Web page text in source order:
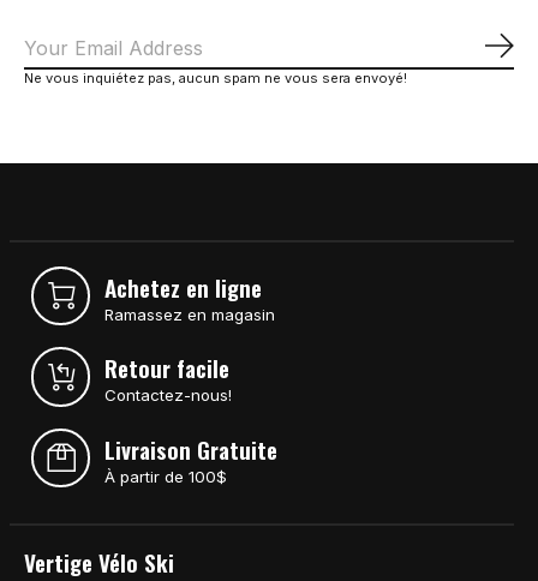
Ne vous inquiétez pas, aucun spam ne vous sera envoyé!
Achetez en ligne
Ramassez en magasin
Retour facile
Contactez-nous!
Livraison Gratuite
À partir de 100$
Vertige Vélo Ski